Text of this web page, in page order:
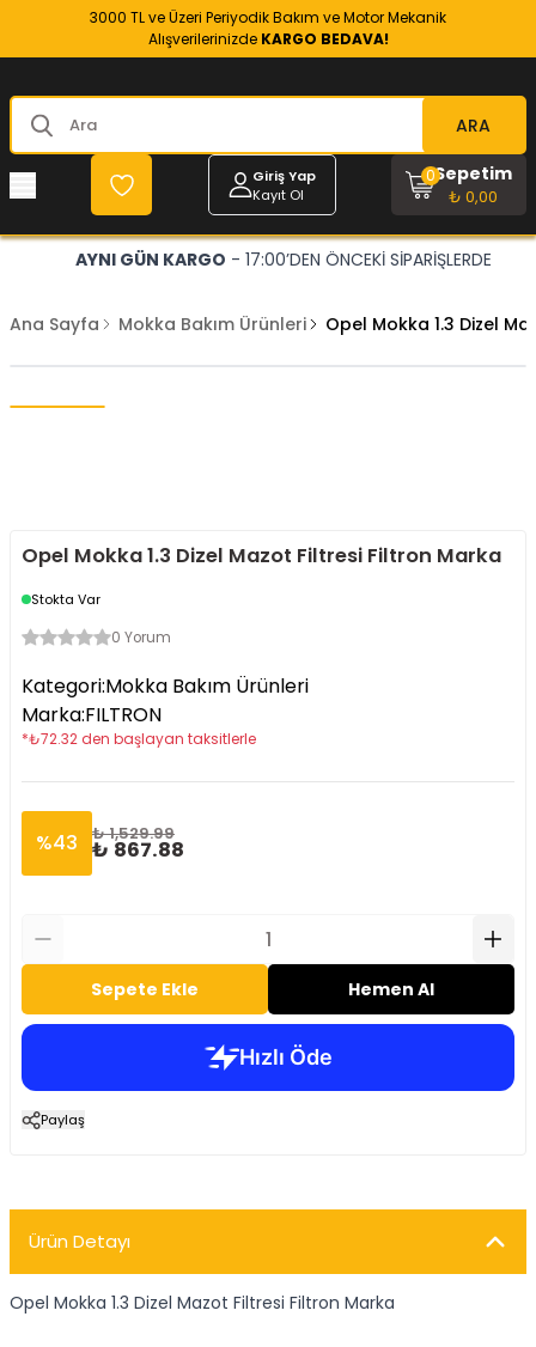
3000 TL ve Üzeri Periyodik Bakım ve Motor Mekanik
Alışverilerinizde KARGO BEDAVA!
ARA
Giriş Yap
Kayıt Ol
Sepetim
₺ 0,00
0
AYNI GÜN KARGO - 17:00’DEN ÖNCEKİ SİPARİŞLERDE
Ana Sayfa Mokka Bakım Ürünleri Opel Mokka 1.3 Dizel
Opel Mokka 1.3 Dizel Mazot Filtresi Filtron Marka
Stokta Var
0 Yorum
Kategori:Mokka Bakım Ürünleri
Marka:FILTRON
*₺72.32 den başlayan taksitlerle
%43 ₺ 1,529.99
₺ 867.88
Sepete Ekle Hemen Al
Paylaş
Ürün Detayı
Opel Mokka 1.3 Dizel Mazot Filtresi Filtron Marka